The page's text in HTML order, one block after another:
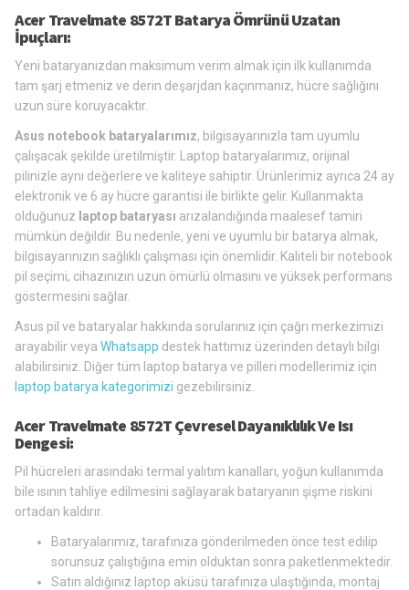
Acer Travelmate 8572T Batarya Ömrünü Uzatan
İpuçları:
Yeni bataryanızdan maksimum verim almak için ilk kullanımda
tam şarj etmeniz ve derin deşarjdan kaçınmanız, hücre sağlığını
uzun süre koruyacaktır.
Asus notebook bataryalarımız, bilgisayarınızla tam uyumlu
çalışacak şekilde üretilmiştir. Laptop bataryalarımız, orijinal
pilinizle aynı değerlere ve kaliteye sahiptir. Ürünlerimiz ayrıca 24 ay
elektronik ve 6 ay hücre garantisi ile birlikte gelir. Kullanmakta
olduğunuz laptop bataryası arızalandığında maalesef tamiri
mümkün değildir. Bu nedenle, yeni ve uyumlu bir batarya almak,
bilgisayarınızın sağlıklı çalışması için önemlidir. Kaliteli bir notebook
pil seçimi, cihazınızın uzun ömürlü olmasını ve yüksek performans
göstermesini sağlar.
Asus pil ve bataryalar hakkında sorularınız için çağrı merkezimizi
arayabilir veya Whatsapp destek hattımız üzerinden detaylı bilgi
alabilirsiniz. Diğer tüm laptop batarya ve pilleri modellerimiz için
laptop batarya kategorimizi gezebilirsiniz.
Acer Travelmate 8572T Çevresel Dayanıklılık Ve Isı
Dengesi:
Pil hücreleri arasındaki termal yalıtım kanalları, yoğun kullanımda
bile ısının tahliye edilmesini sağlayarak bataryanın şişme riskini
ortadan kaldırır.
Bataryalarımız, tarafınıza gönderilmeden önce test edilip
sorunsuz çalıştığına emin olduktan sonra paketlenmektedir.
Satın aldığınız laptop aküsü tarafınıza ulaştığında, montaj